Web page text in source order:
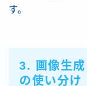
す。
3. 画像生
の使い分け